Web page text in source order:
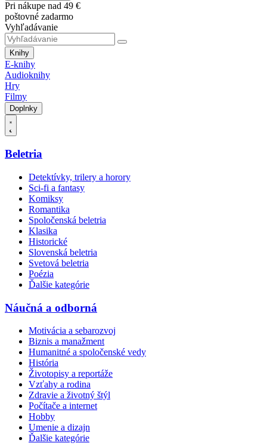
Pri nákupe nad 49 €
poštovné zadarmo
Vyhľadávanie
Knihy
E-knihy
Audioknihy
Hry
Filmy
Doplnky
Beletria
Detektívky, trilery a horory
Sci-fi a fantasy
Komiksy
Romantika
Spoločenská beletria
Klasika
Historické
Slovenská beletria
Svetová beletria
Poézia
Ďalšie kategórie
Náučná a odborná
Motivácia a sebarozvoj
Biznis a manažment
Humanitné a spoločenské vedy
História
Životopisy a reportáže
Vzťahy a rodina
Zdravie a životný štýl
Počítače a internet
Hobby
Umenie a dizajn
Ďalšie kategórie